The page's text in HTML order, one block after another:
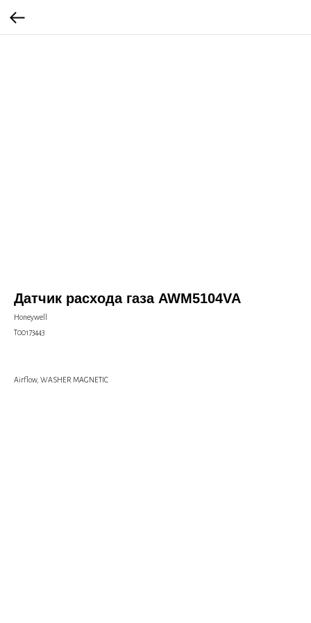
Датчик расхода газа AWM5104VA
Honeywell
Т00173443
Airflow, WASHER MAGNETIC